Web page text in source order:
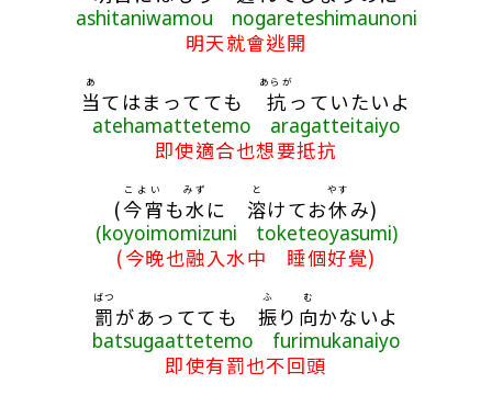
ashitaniwamou nogareteshimaunoni
明天就會逃開
当
あ
てはまってても 抗
あらが
っていたいよ
atehamattetemo aragatteitaiyo
即使適合也想要抵抗
(今宵
こよい
も水
みず
に 溶
と
けてお休
やす
み)
(koyoimomizuni toketeoyasumi)
(今晚也融入水中 睡個好覺)
罰
ばつ
があってても 振
ふ
り 向
む
かないよ
batsugaattetemo furimukanaiyo
即使有罰也不回頭